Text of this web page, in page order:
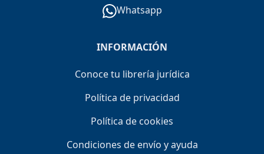
Whatsapp
INFORMACIÓN
Conoce tu librería jurídica
Política de privacidad
Política de cookies
Condiciones de envío y ayuda